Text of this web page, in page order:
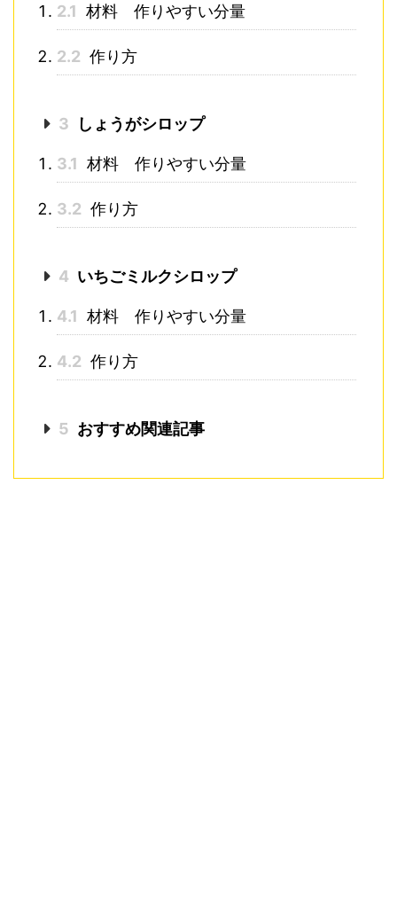
2.1 材料 作りやすい分量
2.2 作り方
3 しょうがシロップ
3.1 材料 作りやすい分量
3.2 作り方
4 いちごミルクシロップ
4.1 材料 作りやすい分量
4.2 作り方
5 おすすめ関連記事